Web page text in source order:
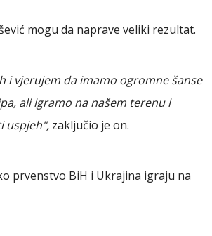
mogu da naprave veliki rezultat.
i vjerujem da imamo ogromne šanse
ali igramo na našem terenu i
uspjeh", zaključio je on.
prvenstvo BiH i Ukrajina igraju na